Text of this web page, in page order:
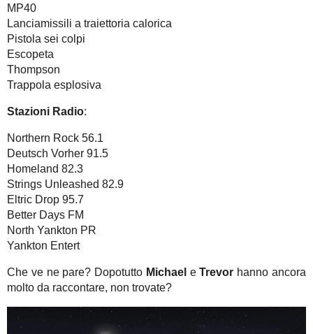
MP40
Lanciamissili a traiettoria calorica
Pistola sei colpi
Escopeta
Thompson
Trappola esplosiva
Stazioni Radio:
Northern Rock 56.1
Deutsch Vorher 91.5
Homeland 82.3
Strings Unleashed 82.9
Eltric Drop 95.7
Better Days FM
North Yankton PR
Yankton Entert
Che ve ne pare? Dopotutto Michael eTrevor hanno ancora
molto da raccontare, non trovate?